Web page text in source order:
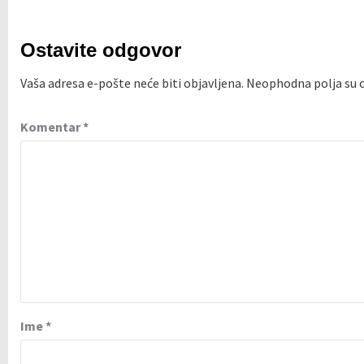
Ostavite odgovor
Vaša adresa e-pošte neće biti objavljena. Neophodna polja su
Komentar*
Ime*